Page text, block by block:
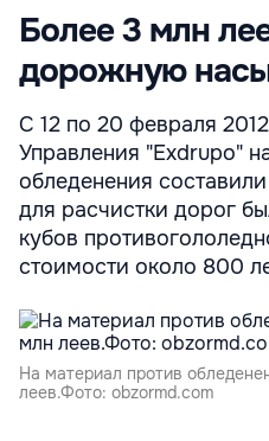
Более 3 млн
дорожную
С 12 по 20 февраля
Управления "Exdrupo"
обледенения
для расчистки дорог
кубов
стоимости около 800
На материал против
леев.Фото: obzormd.com